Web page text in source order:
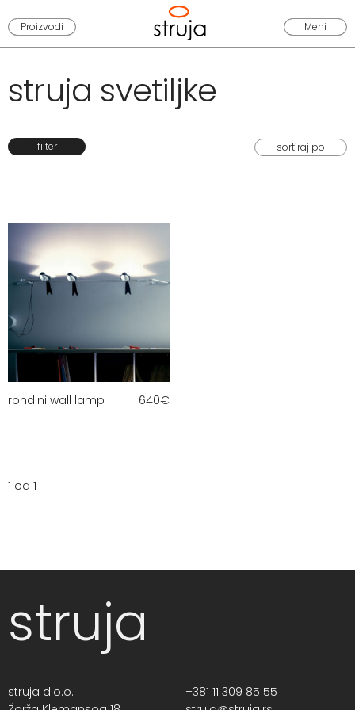
Proizvodi Meni
struja svetiljke
filter
rondini wall lamp 640€
1 od 1
struja
struja d.o.o.
+381 11 309 85 55